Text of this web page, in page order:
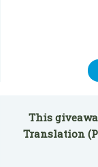
This
Translation